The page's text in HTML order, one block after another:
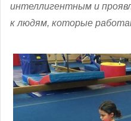
интеллигентным и
к людям, которые